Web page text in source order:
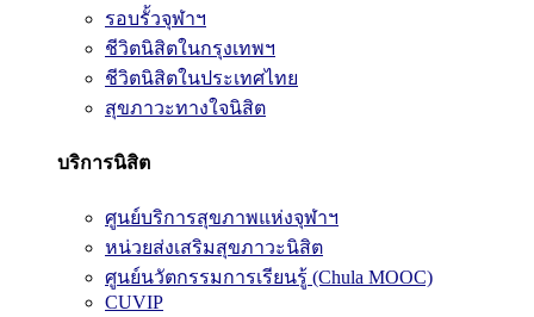
รอบรั้วจุฬาฯ
ชีวิตนิสิตในกรุงเทพฯ
ชีวิตนิสิตในประเทศไทย
สุขภาวะทางใจนิสิต
บริการนิสิต
ศูนย์บริการสุขภาพแห่งจุฬาฯ
หน่วยส่งเสริมสุขภาวะนิสิต
ศูนย์นวัตกรรมการเรียนรู้ (Chula MOOC)
CUVIP